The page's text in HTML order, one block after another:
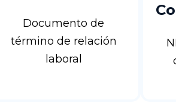
Documento de
término de relación
laboral